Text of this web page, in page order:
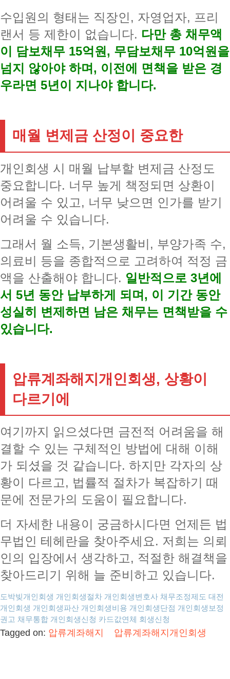
수입원의 형태는 직장인, 자영업자, 프리
랜서 등 제한이 없습니다. 다만 총 채무액
이 담보채무 15억원, 무담보채무 10억원을
넘지 않아야 하며, 이전에 면책을 받은 경
우라면 5년이 지나야 합니다.
매월 변제금 산정이 중요한
개인회생 시 매월 납부할 변제금 산정도
중요합니다. 너무 높게 책정되면 상환이
어려울 수 있고, 너무 낮으면 인가를 받기
어려울 수 있습니다.
그래서 월 소득, 기본생활비, 부양가족 수,
의료비 등을 종합적으로 고려하여 적정 금
액을 산출해야 합니다. 일반적으로 3년에
서 5년 동안 납부하게 되며, 이 기간 동안
성실히 변제하면 남은 채무는 면책받을 수
있습니다.
압류계좌해지개인회생, 상황이
다르기에
여기까지 읽으셨다면 금전적 어려움을 해
결할 수 있는 구체적인 방법에 대해 이해
가 되셨을 것 같습니다. 하지만 각자의 상
황이 다르고, 법률적 절차가 복잡하기 때
문에 전문가의 도움이 필요합니다.
더 자세한 내용이 궁금하시다면 언제든 법
무법인 테헤란을 찾아주세요. 저희는 의뢰
인의 입장에서 생각하고, 적절한 해결책을
찾아드리기 위해 늘 준비하고 있습니다.
도박빚개인회생 개인회생절차 개인회생변호사 채무조정제도 대전
개인회생 개인회생파산 개인회생비용 개인회생단점 개인회생보정
권고 채무통합 개인회생신청 카드값연체 회생신청
Tagged on: 압류계좌해지 압류계좌해지개인회생